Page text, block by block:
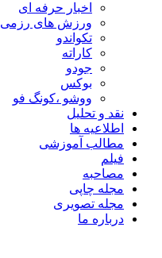
اخبار حرفه ای
ورزش های رزمی
تکواندو
کاراته
جودو
بوکس
ووشو ،کونگ فو
نقد و تحلیل
اطلاعیه ها
مطالب آموزشی
فیلم
مصاحبه
مجله چاپی
مجله تصویری
درباره ما